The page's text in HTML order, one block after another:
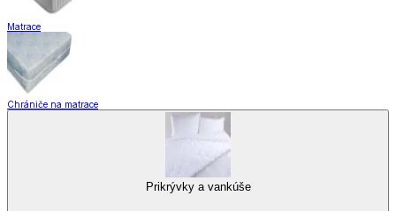
Matrace
Chrániče na matrace
Prikrývky a vankúše